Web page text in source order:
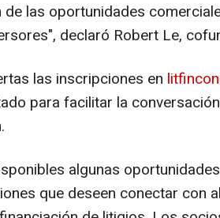
de las oportunidades
declaró Robert Le,
las inscripciones en
para facilitar la
algunas
que deseen conectar con